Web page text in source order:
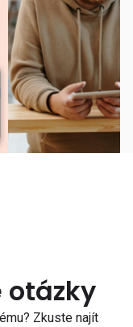
otázky
Zkuste najít